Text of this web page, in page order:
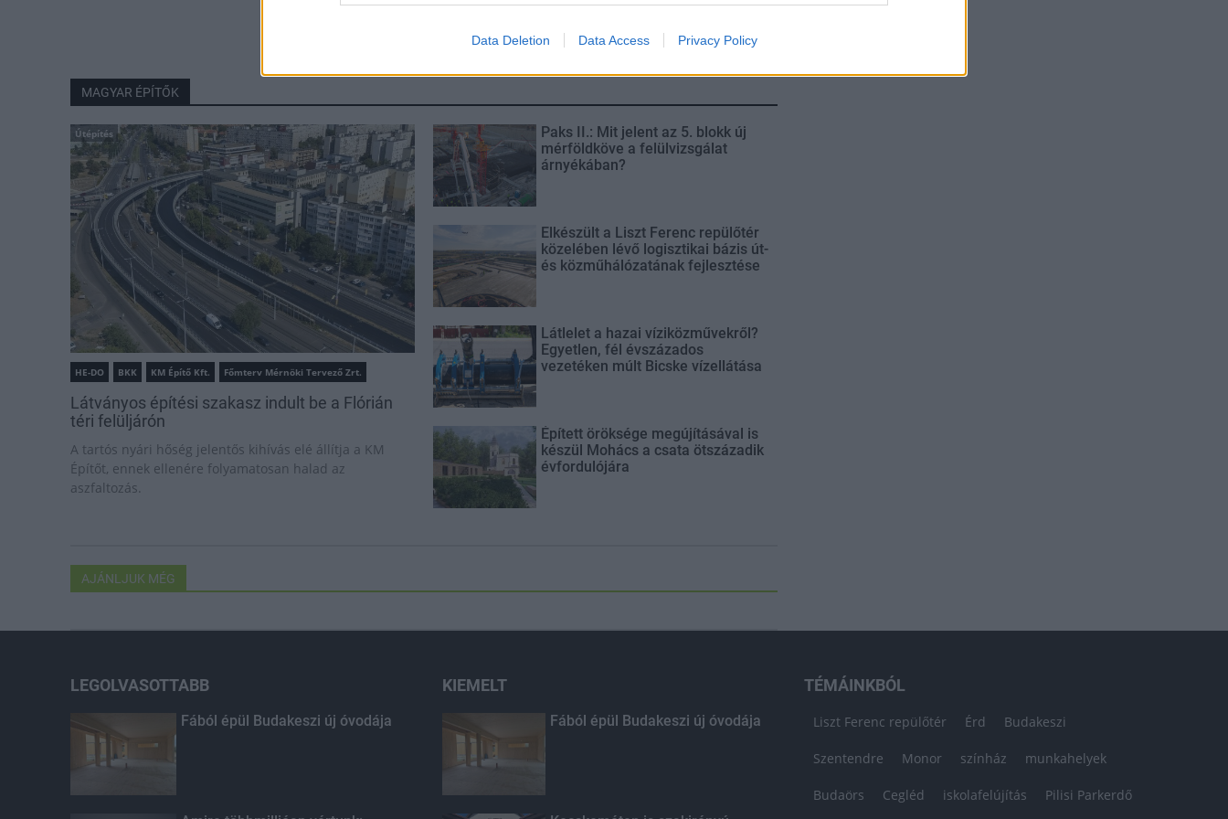
Data Deletion Data Access Privacy Policy
MAGYAR ÉPÍTŐK
Útépítés
HE-DO BKK KM Építő Kft. Főmterv Mérnöki Tervező Zrt.
Látványos építési szakasz indult be a Flórián
téri felüljárón
A tartós nyári hőség jelentős kihívás elé állítja a KM
Építőt, ennek ellenére folyamatosan halad az
aszfaltozás.
Paks II.: Mit jelent az 5. blokk új
mérföldköve a felülvizsgálat
árnyékában?
Elkészült a Liszt Ferenc repülőtér
közelében lévő logisztikai bázis út-
és közműhálózatának fejlesztése
Látlelet a hazai víziközművekről?
Egyetlen, fél évszázados
vezetéken múlt Bicske vízellátása
Épített öröksége megújításával is
készül Mohács a csata ötszázadik
évfordulójára
AJÁNLJUK MÉG
LEGOLVASOTTABB
Fából épül Budakeszi új óvodája
KIEMELT
Fából épül Budakeszi új óvodája
TÉMÁINKBÓL
Liszt Ferenc repülőtér Érd Budakeszi
Szentendre Monor színház munkahelyek
Budaörs Cegléd iskolafelújítás Pilisi Parkerdő